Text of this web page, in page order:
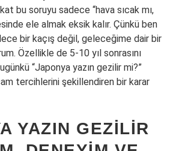
bu soruyu sadece “hava sıcak mı,
ele almak eksik kalır. Çünkü ben
bir kaçış değil, geleceğime dair bir
Özellikle de 5-10 yıl sonrasını
“Japonya yazın gezilir mi?”
tercihlerini şekillendiren bir karar
YAZIN GEZILIR